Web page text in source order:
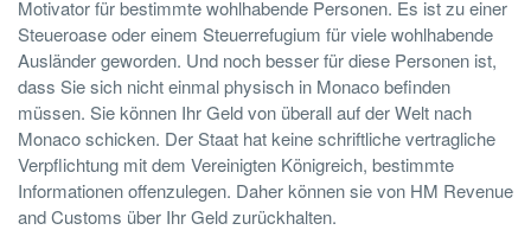
Motivator für bestimmte wohlhabende Personen. Es ist zu einer
Steueroase oder einem Steuerrefugium für viele wohlhabende
Ausländer geworden. Und noch besser für diese Personen ist,
dass Sie sich nicht einmal physisch in Monaco befinden
müssen. Sie können Ihr Geld von überall auf der Welt nach
Monaco schicken. Der Staat hat keine schriftliche vertragliche
Verpflichtung mit dem Vereinigten Königreich, bestimmte
Informationen offenzulegen. Daher können sie von HM Revenue
and Customs über Ihr Geld zurückhalten.